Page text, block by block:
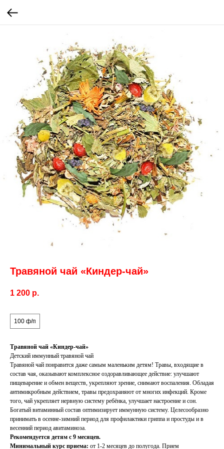
Травяной чай «Киндер-чай»
1 200 р.
100 ф/п
Травяной чай «Киндер-чай»
Детский иммунный травяной чай
Травяной чай понравится даже самым маленьким детям! Травы, входящие в
состав чая, оказывают комплексное оздоравливающее действие: улучшают
пищеварение и обмен веществ, укрепляют зрение, снимают воспаления. Обладая
антимикробным действием, травы предохраняют от многих инфекций. Кроме
того, чай укрепляет нервную систему ребёнка, улучшает настроение и сон.
Богатый витаминный состав оптимизирует иммунную систему. Целесообразно
принимать в осенне-зимний период для профилактики гриппа и простуды и в
весенний период авитаминоза.
Рекомендуется детям с 9 месяцев.
Минимальный курс приема: от 1-2 месяцев до полугода. Прием